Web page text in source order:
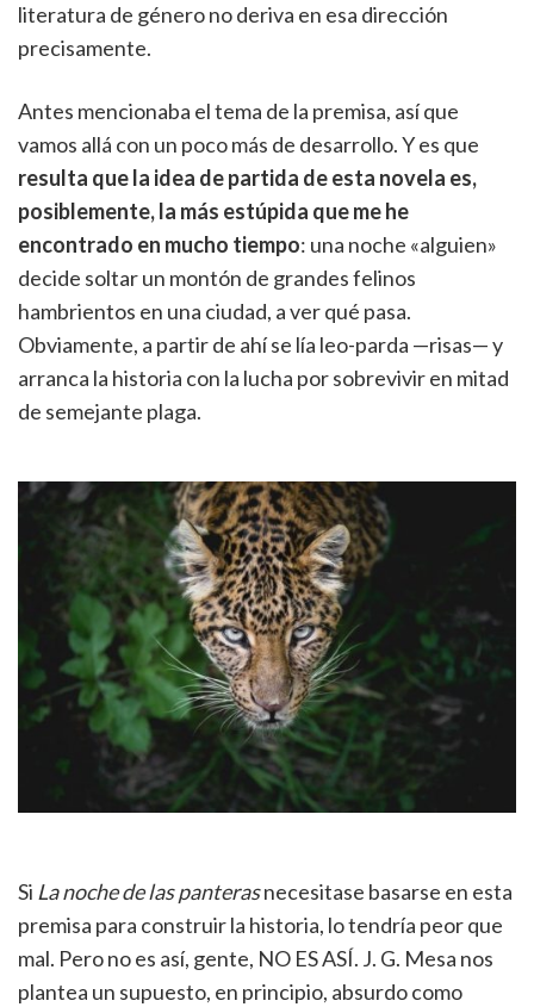
literatura de género no deriva en esa dirección
precisamente.
Antes mencionaba el tema de la premisa, así que
vamos allá con un poco más de desarrollo. Y es que
resulta que la idea de partida de esta novela es,
posiblemente, la más estúpida que me he
encontrado en mucho tiempo: una noche «alguien»
decide soltar un montón de grandes felinos
hambrientos en una ciudad, a ver qué pasa.
Obviamente, a partir de ahí se lía leo-parda —risas— y
arranca la historia con la lucha por sobrevivir en mitad
de semejante plaga.
Si La noche de las panterasnecesitase basarse en esta
premisa para construir la historia, lo tendría peor que
mal. Pero no es así, gente, NO ES ASÍ. J. G. Mesa nos
plantea un supuesto, en principio, absurdo como